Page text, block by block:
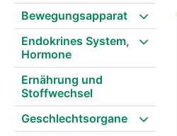
Bewegungsapparat
Endokrines System,
Hormone
Ernährung und
Stoffwechsel
Geschlechtsorgane